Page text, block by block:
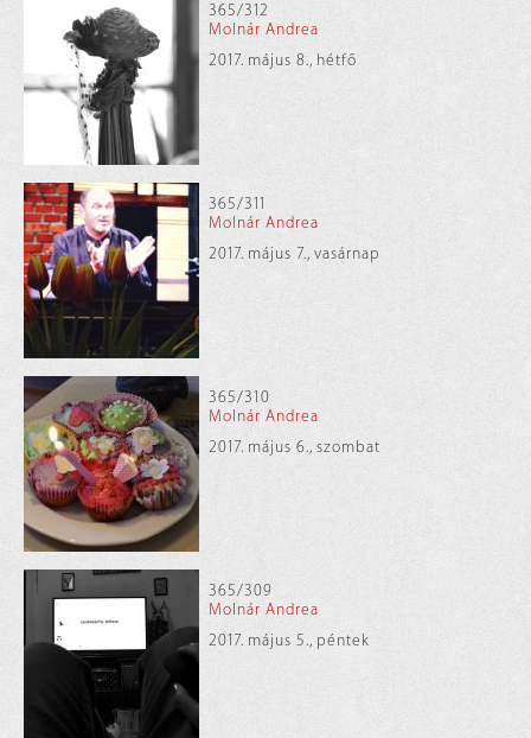
365/312
Molnár Andrea
2017. május 8., hétfő
365/311
Molnár Andrea
2017. május 7., vasárnap
365/310
Molnár Andrea
2017. május 6., szombat
365/309
Molnár Andrea
2017. május 5., péntek